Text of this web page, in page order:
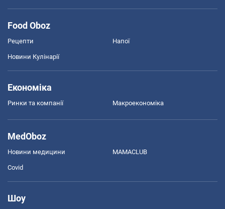
Food Oboz
Рецепти Напої
Новини Кулінарії
Економіка
Ринки та компанії Макроекономіка
MedOboz
Новини медицини MAMACLUB
Covid
Шоу